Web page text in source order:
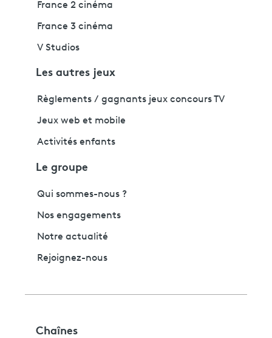
France 2 cinéma
France 3 cinéma
V Studios
Les autres jeux
Règlements / gagnants jeux concours TV
Jeux web et mobile
Activités enfants
Le groupe
Qui sommes-nous ?
Nos engagements
Notre actualité
Rejoignez-nous
Chaînes